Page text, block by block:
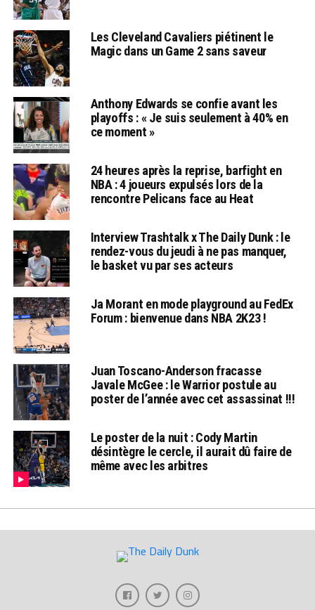
Les Cleveland Cavaliers piétinent le
Magic dans un Game 2 sans saveur
Anthony Edwards se confie avant les
playoffs : « Je suis seulement à 40% en
ce moment »
24 heures après la reprise, barfight en
NBA : 4 joueurs expulsés lors de la
rencontre Pelicans face au Heat
Interview Trashtalk x The Daily Dunk : le
rendez-vous du jeudi à ne pas manquer,
le basket vu par ses acteurs
Ja Morant en mode playground au FedEx
Forum : bienvenue dans NBA 2K23 !
Juan Toscano-Anderson fracasse
Javale McGee : le Warrior postule au
poster de l’année avec cet assassinat !!!
Le poster de la nuit : Cody Martin
désintègre le cercle, il aurait dû faire de
même avec les arbitres